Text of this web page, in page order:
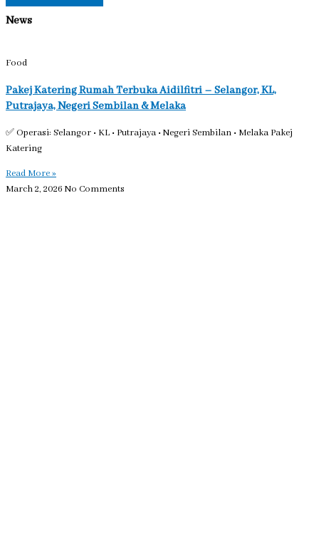
News
Food
Pakej Katering Rumah Terbuka Aidilfitri – Selangor, KL,
Putrajaya, Negeri Sembilan & Melaka
✅ Operasi: Selangor • KL • Putrajaya • Negeri Sembilan • Melaka Pakej
Katering
Read More »
March 2, 2026 No Comments